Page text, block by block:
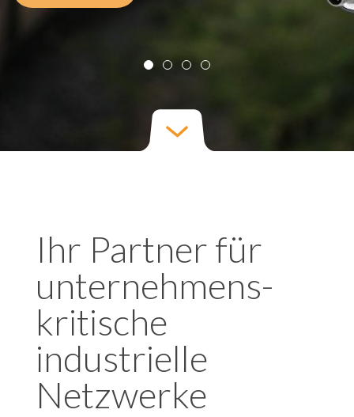
Ihr Partner für
unternehmens-
kritische
industrielle
Netzwerke